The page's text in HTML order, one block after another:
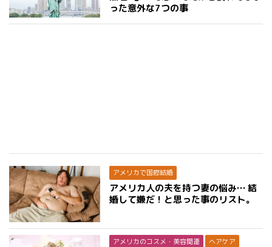
った意外な7つの事
アメリカで国際結婚
アメリカ人の夫を持つ妻の悩み… 結
婚して嫌だ！と思った事のリスト。
アメリカのコスメ・美容関連 ヘアケア